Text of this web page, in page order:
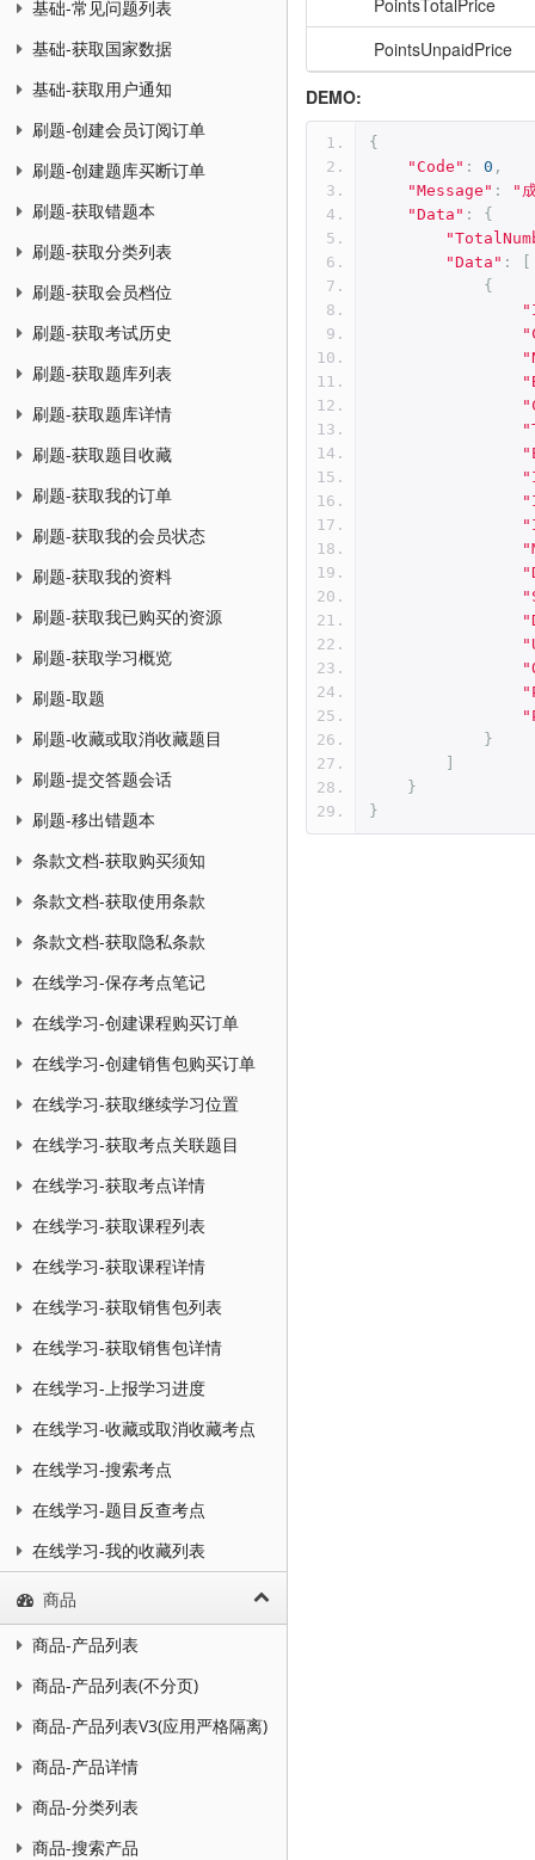
基础-常见问题列表
基础-获取国家数据
基础-获取用户通知
刷题-创建会员订阅订单
刷题-创建题库买断订单
刷题-获取错题本
刷题-获取分类列表
刷题-获取会员档位
刷题-获取考试历史
刷题-获取题库列表
刷题-获取题库详情
刷题-获取题目收藏
刷题-获取我的订单
刷题-获取我的会员状态
刷题-获取我的资料
刷题-获取我已购买的资源
刷题-获取学习概览
刷题-取题
刷题-收藏或取消收藏题目
刷题-提交答题会话
刷题-移出错题本
条款文档-获取购买须知
条款文档-获取使用条款
条款文档-获取隐私条款
在线学习-保存考点笔记
在线学习-创建课程购买订单
在线学习-创建销售包购买订单
在线学习-获取继续学习位置
在线学习-获取考点关联题目
在线学习-获取考点详情
在线学习-获取课程列表
在线学习-获取课程详情
在线学习-获取销售包列表
在线学习-获取销售包详情
在线学习-上报学习进度
在线学习-收藏或取消收藏考点
在线学习-搜索考点
在线学习-题目反查考点
在线学习-我的收藏列表
商品
商品-产品列表
商品-产品列表(不分页)
商品-产品列表V3(应用严格隔离)
商品-产品详情
商品-分类列表
商品-搜索产品
PointsUnpaidPrice
DEMO:
{
"Code" : 0 ,
"Message" :
"
"Data" :
{
"Data" :
[
{
}
]
}
}